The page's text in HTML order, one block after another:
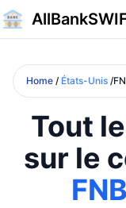
Home / États-Unis /
Tout
sur le